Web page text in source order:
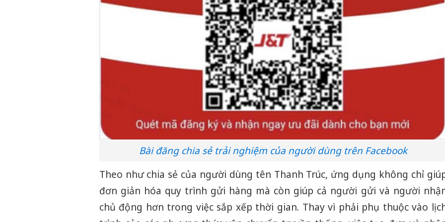
Bài đăng chia sẻ trải nghiệm của người dùng trên Facebook
Theo như chia sẻ của người dùng tên Thanh Trúc, ứng dụng không chỉ
đơn giản hóa quy trình gửi hàng mà còn giúp cả người gửi và người
chủ động hơn trong việc sắp xếp thời gian. Thay vì phải phụ thuộc vào